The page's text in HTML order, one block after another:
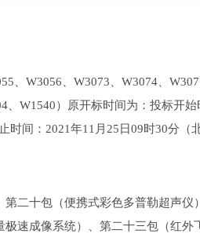
、W3056、W3073、W3074、
、W1540）原开标时间为：投标开始
时间：2021年11月25日09时30分（
二十包（便携式彩色多普勒超声仪
速成像系统）、第二十三包（红外